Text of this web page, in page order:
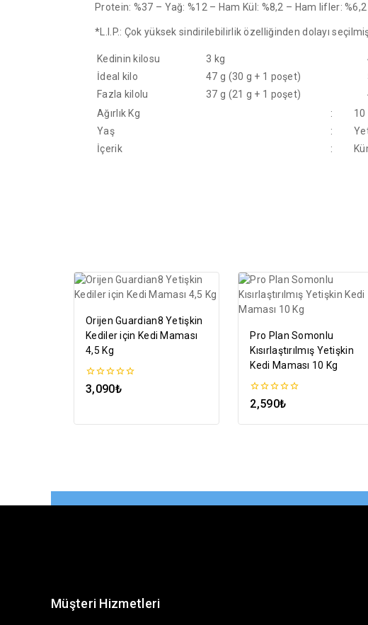
Protein: %37 – Yağ: %12 – Ham Kül: %8,2 – Ham lifler: %6,2
*L.I.P.: Çok yüksek sindirilebilirlik özelliğinden dolayı
Kedinin kilosu 3 kg
İdeal kilo
47 g (30 g + 1 poşet)
Fazla kilolu
37 g (21 g + 1 poşet)
Ağırlık Kg
:
10
Yaş
:
İçerik
:
Orijen Guardian8 Yetişkin
Kediler için Kedi Maması
4,5 Kg
0
5
3,090₺
Pro Plan Somonlu
Kısırlaştırılmış Yetişkin
Kedi Maması 10 Kg
0
5
2,590₺
Müşteri Hizmetleri